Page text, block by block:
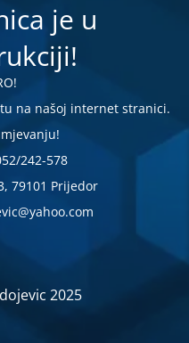
je u
na našoj internet stranici.
242-578
79101 Prijedor
2025